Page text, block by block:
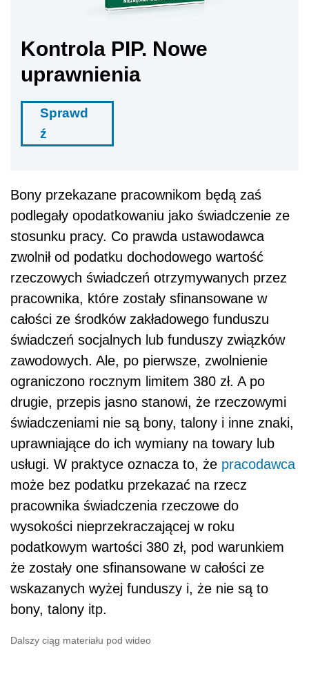
Kontrola PIP. Nowe
uprawnienia
Sprawd
ź
Bony przekazane pracownikom będą zaś
podlegały opodatkowaniu jako świadczenie ze
stosunku pracy. Co prawda ustawodawca
zwolnił od podatku dochodowego wartość
rzeczowych świadczeń otrzymywanych przez
pracownika, które zostały sfinansowane w
całości ze środków zakładowego funduszu
świadczeń socjalnych lub funduszy związków
zawodowych. Ale, po pierwsze, zwolnienie
ograniczono rocznym limitem 380 zł. A po
drugie, przepis jasno stanowi, że rzeczowymi
świadczeniami nie są bony, talony i inne znaki,
uprawniające do ich wymiany na towary lub
usługi. W praktyce oznacza to, że pracodawca
może bez podatku przekazać na rzecz
pracownika świadczenia rzeczowe do
wysokości nieprzekraczającej w roku
podatkowym wartości 380 zł, pod warunkiem
że zostały one sfinansowane w całości ze
wskazanych wyżej funduszy i, że nie są to
bony, talony itp.
Dalszy ciąg materiału pod wideo